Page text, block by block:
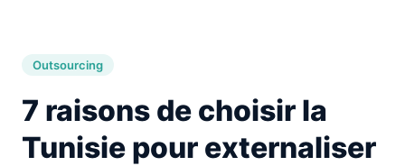
Outsourcing
7 raisons de choisir la
Tunisie pour externaliser